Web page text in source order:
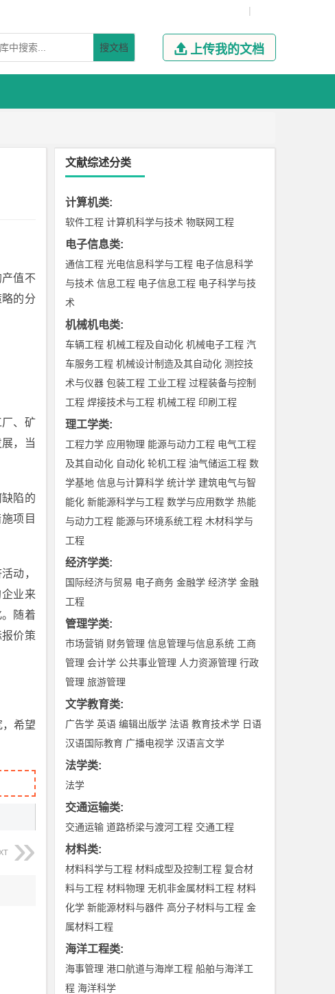
|
搜文档  上传我的文档
值不
的分
、矿
，当
陷的
项目
动，
业来
随着
价策
希望
文献综述分类
计算机类:
软件工程 计算机科学与技术 物联网工程
电子信息类:
通信工程 光电信息科学与工程 电子信息科学
与技术 信息工程 电子信息工程 电子科学与技
术
机械机电类:
车辆工程 机械工程及自动化 机械电子工程 汽
车服务工程 机械设计制造及其自动化 测控技
术与仪器 包装工程 工业工程 过程装备与控制
工程 焊接技术与工程 机械工程 印刷工程
理工学类:
工程力学 应用物理 能源与动力工程 电气工程
及其自动化 自动化 轮机工程 油气储运工程 数
学基地 信息与计算科学 统计学 建筑电气与智
能化 新能源科学与工程 数学与应用数学 热能
与动力工程 能源与环境系统工程 木材科学与
工程
经济学类:
国际经济与贸易 电子商务 金融学 经济学 金融
工程
管理学类:
市场营销 财务管理 信息管理与信息系统 工商
管理 会计学 公共事业管理 人力资源管理 行政
管理 旅游管理
文学教育类:
广告学 英语 编辑出版学 法语 教育技术学 日语
汉语国际教育 广播电视学 汉语言文学
法学类:
法学
交通运输类:
交通运输 道路桥梁与渡河工程 交通工程
材料类:
材料科学与工程 材料成型及控制工程 复合材
料与工程 材料物理 无机非金属材料工程 材料
化学 新能源材料与器件 高分子材料与工程 金
属材料工程
海洋工程类:
海事管理 港口航道与海岸工程 船舶与海洋工
程 海洋科学